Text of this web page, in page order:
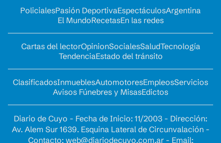
PolicialesPasión DeportivaEspectáculosArgentina
El MundoRecetasEn las redes
Cartas del lectorOpinionSocialesSaludTecnología
TendenciaEstado del tránsito
ClasificadosInmueblesAutomotoresEmpleosServicios
Avisos Fúnebres y MisasEdictos
Diario de Cuyo - Fecha de Inicio: 11/2003 - Dirección:
Av. Alem Sur 1639. Esquina Lateral de Circunvalación -
Contacto: web@diariodecuyo.com.ar- Email: